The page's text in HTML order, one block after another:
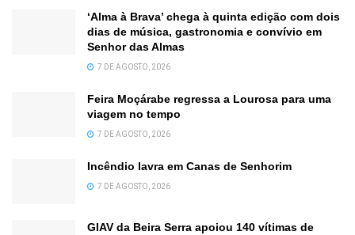
‘Alma à Brava’ chega à quinta edição com dois
dias de música, gastronomia e convívio em
Senhor das Almas
7 DE AGOSTO, 2026
Feira Moçárabe regressa a Lourosa para uma
viagem no tempo
7 DE AGOSTO, 2026
Incêndio lavra em Canas de Senhorim
7 DE AGOSTO, 2026
GIAV da Beira Serra apoiou 140 vítimas de